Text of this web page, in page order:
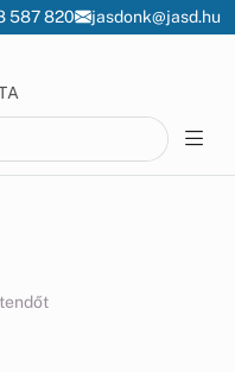
587 820 jasdonk@jasd.hu